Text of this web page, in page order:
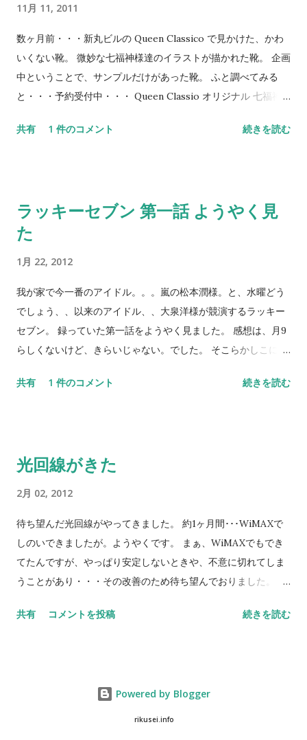
11月 11, 2011
数ヶ月前・・・新丸ビルの Queen Classico で見かけた、かわ
いくない靴。 微妙な七福神様達のイラストが描かれた靴。 企画
中ということで、サンプルだけがあった靴。 ふと調べてみる
と・・・予約受付中・・・ Queen Classio オリジナル 七福神
り・・・微妙なのに・・・くすぐられる。
共有 1 件のコメント 続きを読む
ラッキーセブン 第一話 ようやく見
た
1月 22, 2012
我が家で今一番のアイドル。。。嵐の松本潤様。と、水曜どう
でしょう、、以来のアイドル、、大泉洋様が競演するラッキー
セブン。 録っていた第一話をようやく見ました。 感想は、月9
らしくないけど、きらいじゃない。でした。 そこらかしこに見
い殴り合いシーン。あんだけ、松潤を殴られ役にしたドラマは
は、さめてるようでちょい熱血な男の子がどういう探偵になっ
突っ込んだ3点 ・瑛太腹筋割れずぎ！ ・松潤いい体だけ
ど・・・腰細すぎ！ ・谷原さん！いったいどうしたんだ！･･･
マジックアワーぱくってない？＾＾； でした。 毎週松潤は脱ぐ
のか！？谷原さんはあの格好で登場するのか！？ も気になる、
ちょっと早く観たいなぁ。
共有 1 件のコメント 続きを読む
光回線がきた
2月 02, 2012
待ち望んだ光回線がやってきました。 約1ヶ月間･･･WiMAXで
しのいできましたが。ようやくです。 まぁ、WiMAXでもでき
てたんですが、やっぱり安定しないときや、不意に切れてしま
うことがあり・・・その改善のため待ち望んでおりました。 今
す。 あくまでなんとなく聞いたつてで・・・って感じですね。
つ使っていると、まぁ、あんまり変わらない。 ↓ 夜・・あれ、
なんか遅い ↓ さらに夜・・・え、スピードテストしてみる
共有 コメントを投稿 続きを読む
Powered by Blogger
rikusei.info